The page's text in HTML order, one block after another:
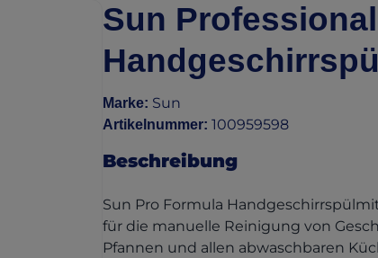
Sun Professional
Marke: Sun
Artikelnummer: 100959598
Beschreibung
Sun Pro Formula
für die manuelle Reinigung von
Pfannen und allen abwaschbaren